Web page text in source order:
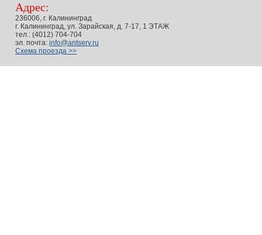
Адрес:
236006, г. Калининград
г. Калининград, ул. Зарайская, д. 7-17, 1 ЭТАЖ
тел.: (4012) 704-704
эл. почта: info@antserv.ru
Схема проезда >>